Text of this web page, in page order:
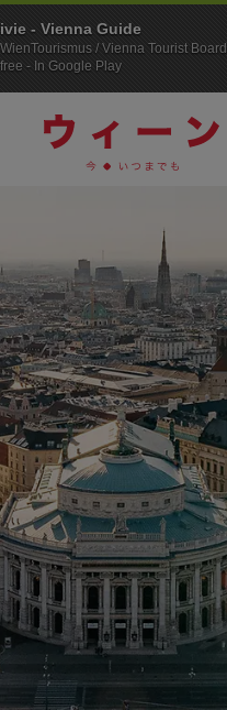
ivie - Vienna Guide
WienTourismus / Vienna Tourist Board
free - In Google Play